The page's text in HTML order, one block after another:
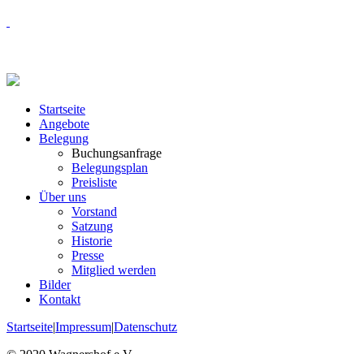
Startseite
Angebote
Belegung
Buchungsanfrage
Belegungsplan
Preisliste
Über uns
Vorstand
Satzung
Historie
Presse
Mitglied werden
Bilder
Kontakt
Startseite|Impressum|Datenschutz